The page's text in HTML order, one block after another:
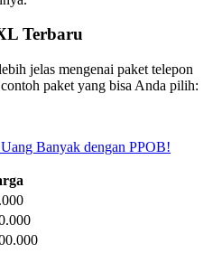
Terbaru
jelas mengenai paket telepon
paket yang bisa Anda pilih:
Banyak dengan PPOB!